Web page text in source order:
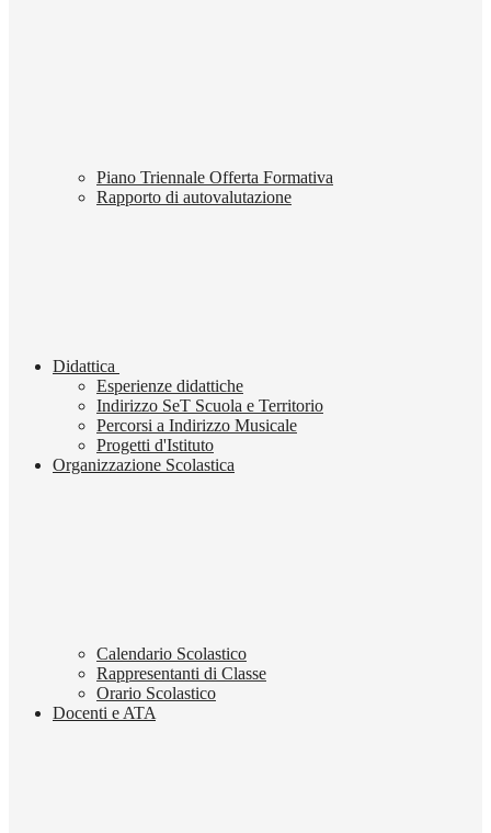
Piano Triennale Offerta Formativa
Rapporto di autovalutazione
Didattica
Esperienze didattiche
Indirizzo SeT Scuola e Territorio
Percorsi a Indirizzo Musicale
Progetti d'Istituto
Organizzazione Scolastica
Calendario Scolastico
Rappresentanti di Classe
Orario Scolastico
Docenti e ATA